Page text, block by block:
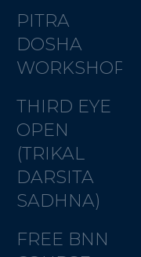
PITRA
DOSHA
WORKSHOP
THIRD EYE
OPEN
(TRIKAL
DARSITA
SADHNA)
FREE BNN